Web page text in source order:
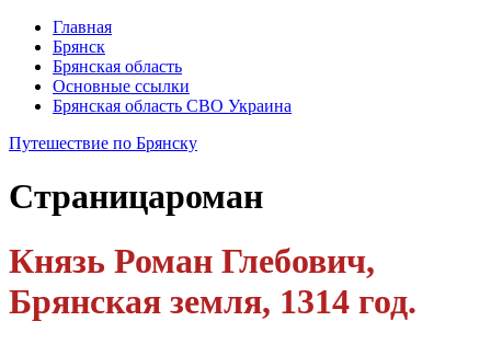
Главная
Брянск
Брянская область
Основные ссылки
Брянская область СВО Украина
Путешествие по Брянску
Страницароман
Князь Роман Глебович,
Брянская земля, 1314 год.